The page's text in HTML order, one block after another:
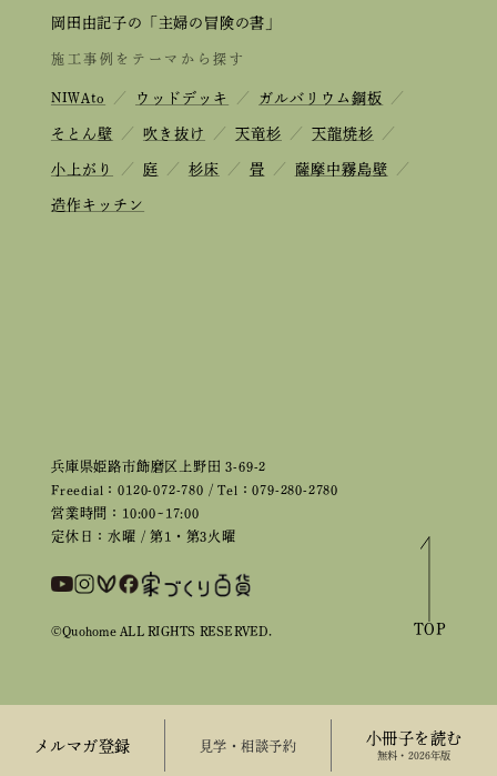
メルマガ登録 来場予約 小冊子を読む
無料・2026年版
兵庫県姫路市飾磨区上野田 3-69-2
Freedial：0120-072-780 / Tel：079-280-2780
営業時間：10:00~17:00
定休日：水曜 / 第1・第3火曜
岡田由記子の「主婦の冒険の書」
施工事例をテーマから探す
NIWAto ／ ウッドデッキ ／ ガルバリウム鋼板 ／
そとん壁 ／ 吹き抜け ／ 天竜杉 ／ 天龍焼杉 ／
小上がり ／ 庭 ／ 杉床 ／ 畳 ／ 薩摩中霧島壁 ／
造作キッチン
©Quohome ALL RIGHTS RESERVED. TOP